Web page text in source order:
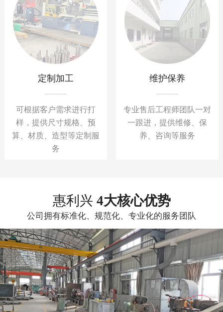
定制加工
可根据客户需求进行打
样，提供尺寸规格、预
算、材质、造型等定制服
务
维护保养
专业售后工程师团队一对
一跟进，提供维修、保
养、咨询等服务
惠利兴 4大核心优势
公司拥有标准化、规范化、专业化的服务团队